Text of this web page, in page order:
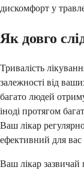
дискомфорт у
Як довго
Тривалість
залежності від
багато людей
іноді протягом
Ваш лікар
ефективний для вас
Ваш лікар зазвичай